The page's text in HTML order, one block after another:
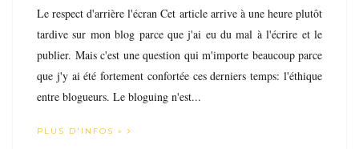
Le respect d'arrière l'écran Cet article arrive à une heure plutôt
tardive sur mon blog parce que j'ai eu du mal à l'écrire et le
publier. Mais c'est une question qui m'importe beaucoup parce
que j'y ai été fortement confortée ces derniers temps: l'éthique
entre blogueurs. Le bloguing n'est...
PLUS D'INFOS »